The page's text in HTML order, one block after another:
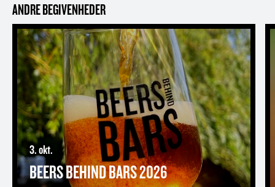
ANDRE BEGIVENHEDER
Beers Behind Bars 2026
3. okt.
BEERS BEHIND BARS 2026